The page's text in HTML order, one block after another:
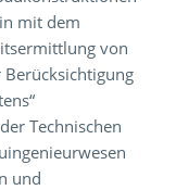
mit dem
von
Technischen
und